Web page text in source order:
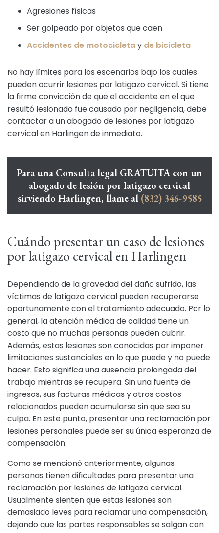
Agresiones físicas
Ser golpeado por objetos que caen
Accidentes de motocicletay de bicicleta
No hay límites para los escenarios bajo los cuales
pueden ocurrir lesiones por latigazo cervical. Si tiene
la firme convicción de que el accidente en el que
resultó lesionado fue causado por negligencia, debe
contactar a un abogado de lesiones por latigazo
cervical en Harlingen de inmediato.
Para una Consulta legal GRATUITA con un
abogado de lesión por latigazo cervical
sirviendo Harlingen, llame al (832) 346-9585
Cuándo presentar un caso de lesiones
por latigazo cervical en Harlingen
Dependiendo de la gravedad del daño sufrido, las
víctimas de latigazo cervical pueden recuperarse
oportunamente con el tratamiento adecuado. Por lo
general, la atención médica de calidad tiene un
costo que no muchas personas pueden cubrir.
Además, estas lesiones son conocidas por imponer
limitaciones sustanciales en lo que puede y no puede
hacer. Esto significa una ausencia prolongada del
trabajo mientras se recupera. Sin una fuente de
ingresos, sus facturas médicas y otros costos
relacionados pueden acumularse sin que sea su
culpa. En este punto, presentar una reclamación por
lesiones personales puede ser su única esperanza de
compensación.
Como se mencionó anteriormente, algunas
personas tienen dificultades para presentar una
reclamación por lesiones de latigazo cervical.
Usualmente sienten que estas lesiones son
demasiado leves para reclamar una compensación,
dejando que las partes responsables se salgan con